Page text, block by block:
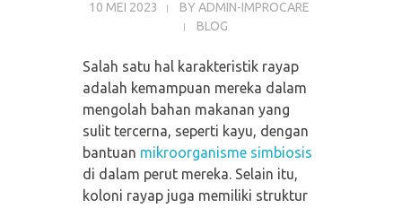
10 MEI 2023 BY ADMIN-IMPROCARE
BLOG
Salah satu hal karakteristik rayap
adalah kemampuan mereka dalam
mengolah bahan makanan yang
sulit tercerna, seperti kayu, dengan
bantuan mikroorganisme simbiosis
di dalam perut mereka. Selain itu,
koloni rayap juga memiliki struktur